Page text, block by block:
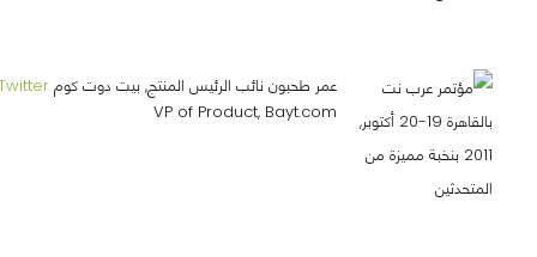
عمر طحبون نائب الرئيس المنتج, بيت دوت كوم
VP of Product, Bayt.com